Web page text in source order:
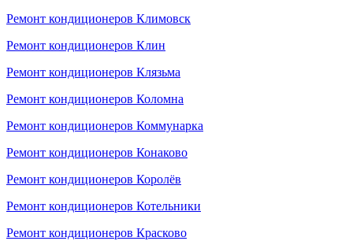
Ремонт кондиционеров Климовск
Ремонт кондиционеров Клин
Ремонт кондиционеров Клязьма
Ремонт кондиционеров Коломна
Ремонт кондиционеров Коммунарка
Ремонт кондиционеров Конаково
Ремонт кондиционеров Королёв
Ремонт кондиционеров Котельники
Ремонт кондиционеров Красково